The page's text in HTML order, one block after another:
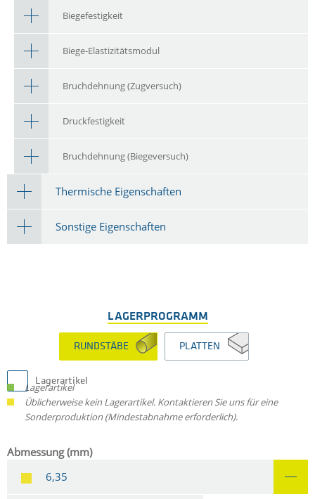
Biegefestigkeit
Biege-Elastizitätsmodul
Bruchdehnung (Zugversuch)
Druckfestigkeit
Bruchdehnung (Biegeversuch)
Thermische Eigenschaften
Sonstige Eigenschaften
LAGERPROGRAMM
RUNDSTÄBE PLATTEN
Lagerartikel
Lagerartikel
Üblicherweise kein Lagerartikel. Kontaktieren Sie uns für eine
Sonderproduktion (Mindestabnahme erforderlich).
Abmessung (mm)
6,35